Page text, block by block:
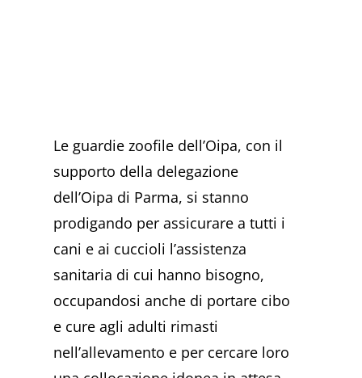
Le guardie zoofile dell’Oipa, con il
supporto della delegazione
dell’Oipa di Parma, si stanno
prodigando per assicurare a tutti i
cani e ai cuccioli l’assistenza
sanitaria di cui hanno bisogno,
occupandosi anche di portare cibo
e cure agli adulti rimasti
nell’allevamento e per cercare loro